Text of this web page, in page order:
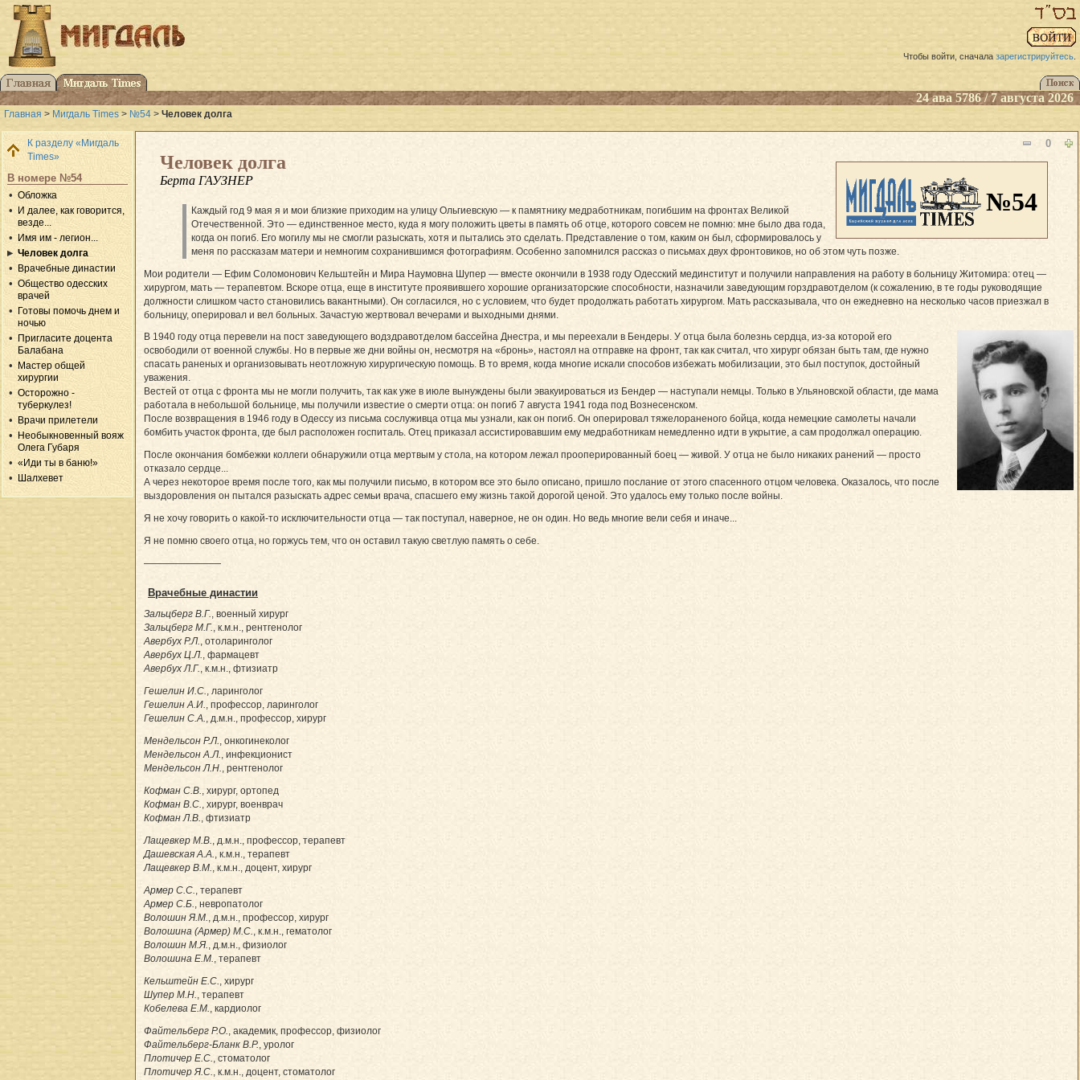
Чтобы войти, сначала зарегистрируйтесь.
24 ава 5786 / 7 августа 2026
Главная > Мигдаль Times > №54 > Человек долга
К разделу «Мигдаль
Times»
В номере №54
Обложка
И далее, как говорится,
везде...
Имя им - легион...
Человек долга
Врачебные династии
Общество одесских
врачей
Готовы помочь днем и
ночью
Пригласите доцента
Балабана
Мастер общей
хирургии
Осторожно -
туберкулез!
Врачи прилетели
Необыкновенный вояж
Олега Губаря
«Иди ты в баню!»
Шалхевет
0
№54
Человек долга
Берта ГАУЗНЕР
Каждый год 9 мая я и мои близкие приходим на улицу Ольгиевскую — к памятнику медработникам, погибшим на фронтах Великой
Отечественной. Это — единственное место, куда я могу положить цветы в память об отце, которого совсем не помню: мне было два года,
когда он погиб. Его могилу мы не смогли разыскать, хотя и пытались это сделать. Представление о том, каким он был, сформировалось у
меня по рассказам матери и немногим сохранившимся фотографиям. Особенно запомнился рассказ о письмах двух фронтовиков, но об этом чуть позже.
Мои родители — Ефим Соломонович Кельштейн и Мира Наумовна Шупер — вместе окончили в 1938 году Одесский мединститут и получили направления на работу в больницу Житомира: отец —
хирургом, мать — терапевтом. Вскоре отца, еще в институте проявившего хорошие организаторские способности, назначили заведующим горздравотделом (к сожалению, в те годы руководящие
должности слишком часто становились вакантными). Он согласился, но с условием, что будет продолжать работать хирургом. Мать рассказывала, что он ежедневно на несколько часов приезжал в
больницу, оперировал и вел больных. Зачастую жертвовал вечерами и выходными днями.
В 1940 году отца перевели на пост заведующего водздравотделом бассейна Днестра, и мы переехали в Бендеры. У отца была болезнь сердца, из-за которой его
освободили от военной службы. Но в первые же дни войны он, несмотря на «бронь», настоял на отправке на фронт, так как считал, что хирург обязан быть там, где нужно
спасать раненых и организовывать неотложную хирургическую помощь. В то время, когда многие искали способов избежать мобилизации, это был поступок, достойный
уважения.
Вестей от отца с фронта мы не могли получить, так как уже в июле вынуждены были эвакуироваться из Бендер — наступали немцы. Только в Ульяновской области, где мама
работала в небольшой больнице, мы получили известие о смерти отца: он погиб 7 августа 1941 года под Вознесенском.
После возвращения в 1946 году в Одессу из письма сослуживца отца мы узнали, как он погиб. Он оперировал тяжелораненого бойца, когда немецкие самолеты начали
бомбить участок фронта, где был расположен госпиталь. Отец приказал ассистировавшим ему медработникам немедленно идти в укрытие, а сам продолжал операцию.
После окончания бомбежки коллеги обнаружили отца мертвым у стола, на котором лежал прооперированный боец — живой. У отца не было никаких ранений — просто
отказало сердце...
А через некоторое время после того, как мы получили письмо, в котором все это было описано, пришло послание от этого спасенного отцом человека. Оказалось, что после
выздоровления он пытался разыскать адрес семьи врача, спасшего ему жизнь такой дорогой ценой. Это удалось ему только после войны.
Я не хочу говорить о какой-то исключительности отца — так поступал, наверное, не он один. Но ведь многие вели себя и иначе...
Я не помню своего отца, но горжусь тем, что он оставил такую светлую память о себе.
————————
Врачебные династии
Зальцберг В.Г. , военный хирург
Зальцберг М.Г. , к.м.н., рентгенолог
Авербух Р.Л. , отоларинголог
Авербух Ц.Л. , фармацевт
Авербух Л.Г. , к.м.н., фтизиатр
Гешелин И.С.
, ларинголог
Гешелин А.И.
, профессор, ларинголог
Гешелин С.А.
, д.м.н., профессор, хирург
Мендельсон Р.Л. , онкогинеколог
Мендельсон А.Л. , инфекционист
Мендельсон Л.Н.
, рентгенолог
Кофман С.В.
, хирург, ортопед
Кофман В.С.
, хирург, военврач
Кофман Л.В.
, фтизиатр
Лащевкер М.В.
, д.м.н., профессор, терапевт
Дашевская А.А.
, к.м.н., терапевт
Лащевкер В.М.
, к.м.н., доцент, хирург
Армер С.С.
, терапевт
Армер С.Б.
, невропатолог
Волошин Я.М.
, д.м.н., профессор, хирург
Волошина (Армер) М.С.
, к.м.н., гематолог
Волошин М.Я.
, д.м.н., физиолог
Волошина Е.М.
, терапевт
Кельштейн Е.С.
, хирург
Шупер М.Н.
, терапевт
Кобелева Е.М.
, кардиолог
Файтельберг Р.О.
, академик, профессор, физиолог
Файтельберг-Бланк В.Р. , уролог
Плотичер Е.С.
, стоматолог
Плотичер Я.С.
, к.м.н., доцент, стоматолог